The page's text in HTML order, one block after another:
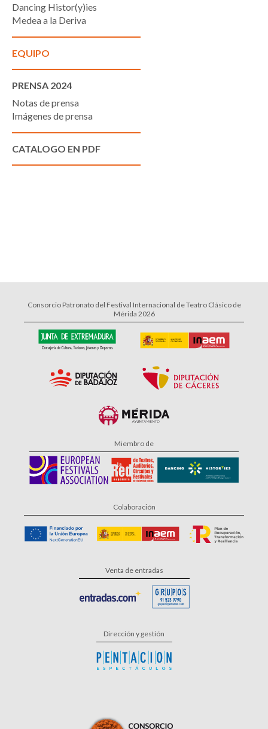
Dancing Histor(y)ies
Medea a la Deriva
EQUIPO
PRENSA 2024
Notas de prensa
Imágenes de prensa
CATALOGO EN PDF
Consorcio Patronato del Festival Internacional de Teatro Clásico de
Mérida 2026
Miembro de
Colaboración
Venta de entradas
Dirección y gestión